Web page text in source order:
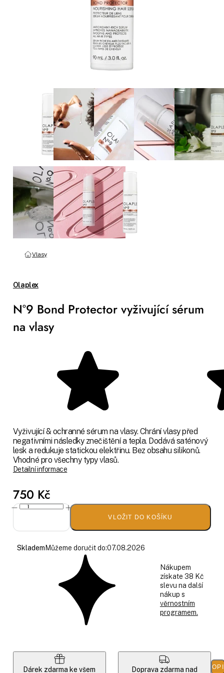
Vlasy
Olaplex
N°9 Bond Protector vyživující sérum
na vlasy
Vyživující & ochranné sérum na vlasy. Chrání vlasy před
negativními následky znečištění a tepla. Dodává saténový
lesk a redukuje statickou elektřinu. Bez obsahu silikonů.
Vhodné pro všechny typy vlasů.
Detailní informace
750 Kč
VLOŽIT DO KOŠÍKU
Skladem Můžeme doručit do:07.08.2026
Nákupem
získate 38 Kč
slevu na další
nákup s
věrnostním
programem.
Dárek zdarma ke všem
Doprava zdarma nad